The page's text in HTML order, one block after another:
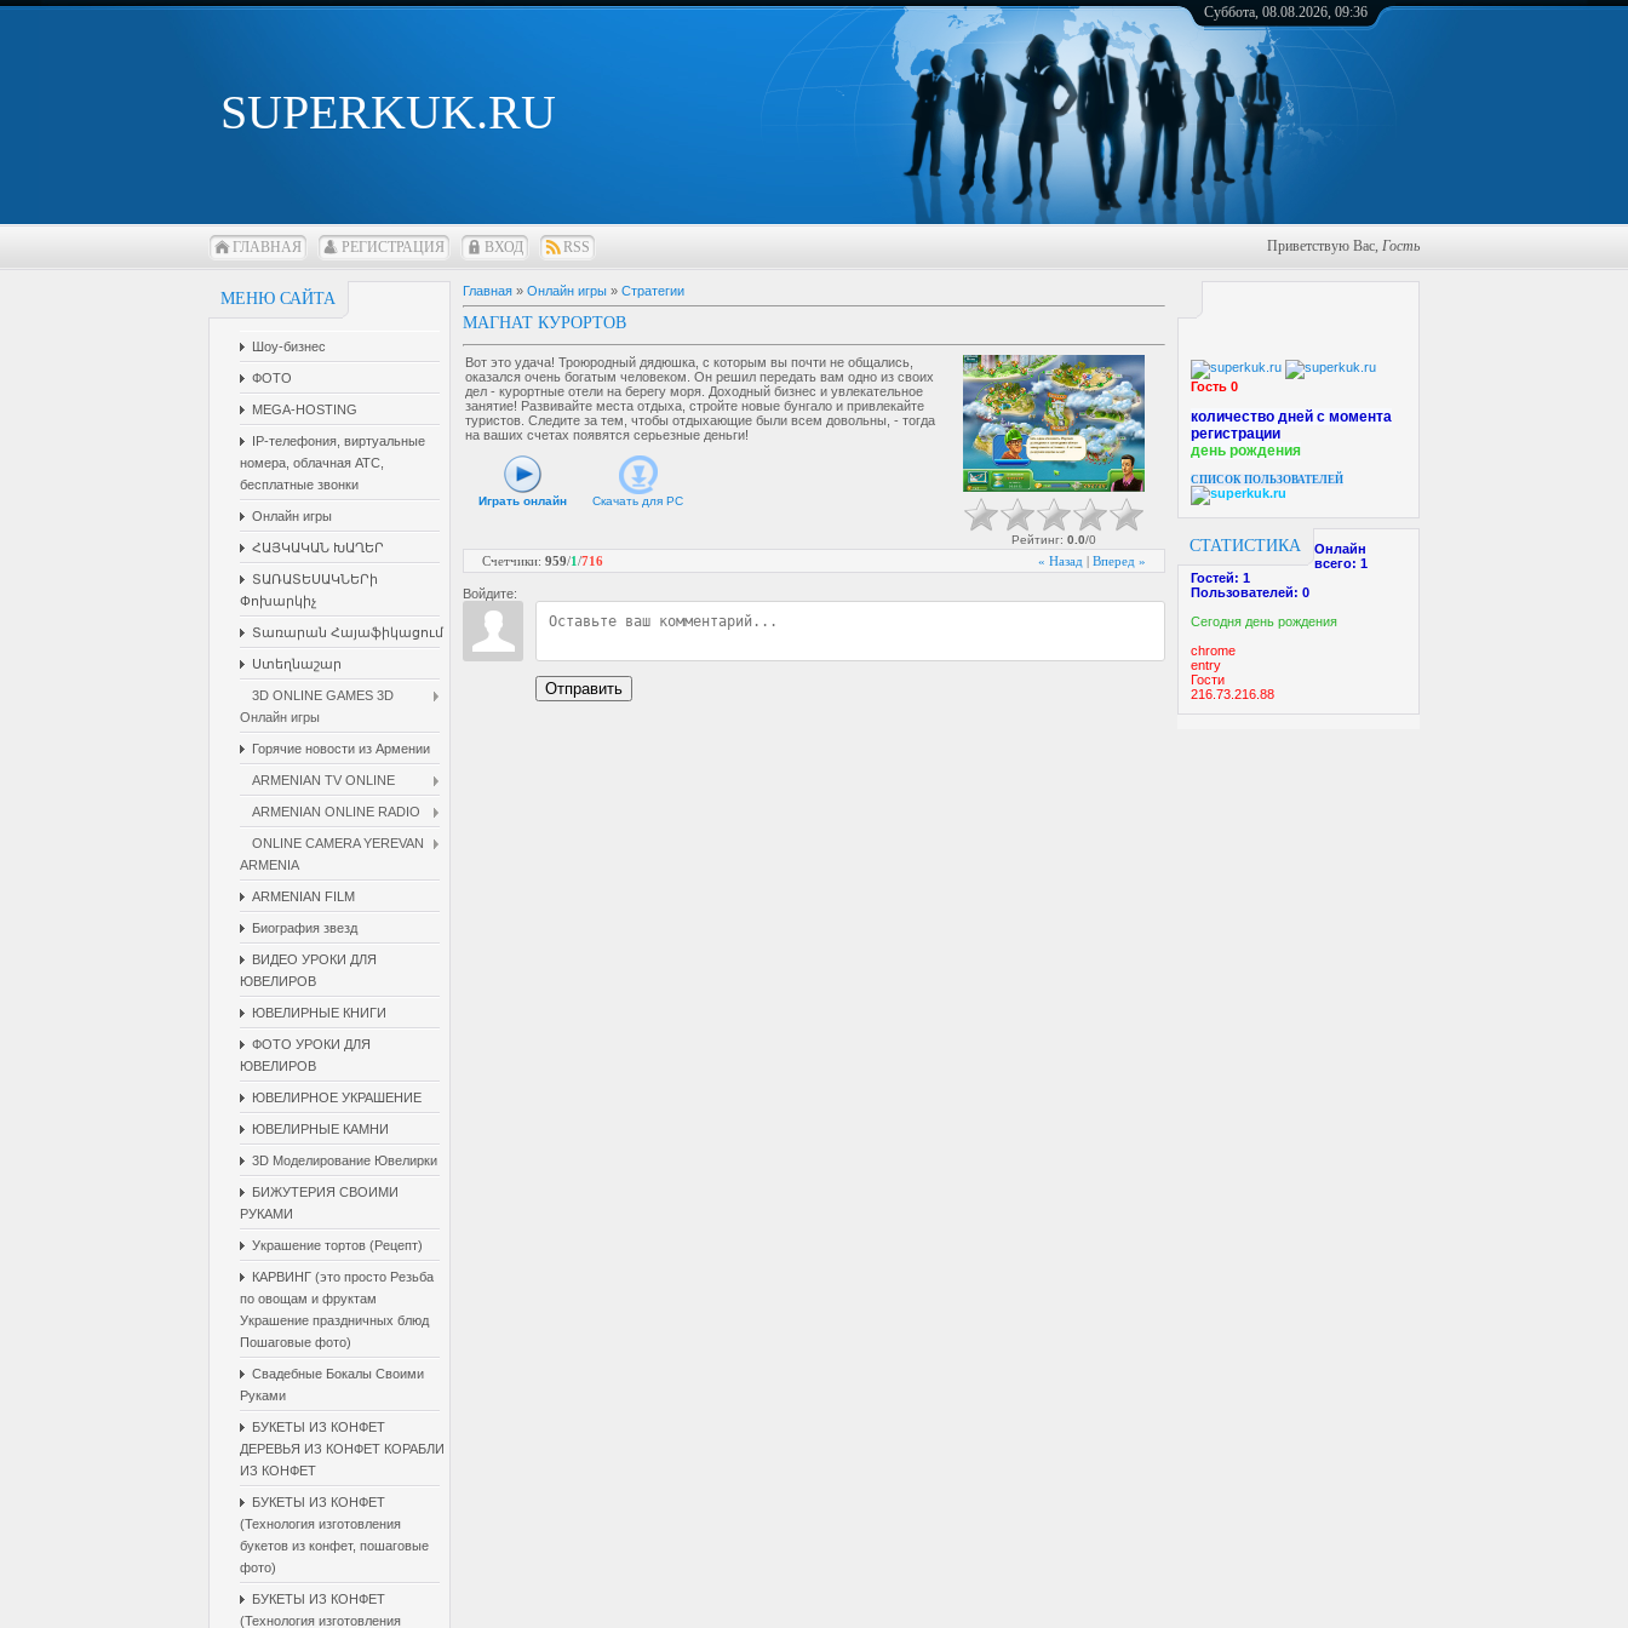
SUPERKUK.RU
Суббота, 08.08.2026, 09:36
ГЛАВНАЯ РЕГИСТРАЦИЯ ВХОД RSS Приветствую Вас, Гость
МЕНЮ САЙТА
Шоу-бизнес
ФОТО
MEGA-HOSTING
IP-телефония, виртуальные
номера, облачная АТС,
бесплатные звонки
Онлайн игры
ՀԱՅԿԱԿԱՆ ԽԱՂԵՐ
ՏԱՌԱՏԵՍԱԿՆԵՐի
Փոխարկիչ
Տառարան Հայաֆիկացում
Ստեղնաշար
3D ONLINE GAMES 3D
Онлайн игры
Горячие новости из Армении
ARMENIAN TV ONLINE
ARMENIAN ONLINE RADIO
ONLINE CAMERA YEREVAN
ARMENIA
ARMENIAN FILM
Биография звезд
ВИДЕО УРОКИ ДЛЯ
ЮВЕЛИРОВ
ЮВЕЛИРНЫЕ КНИГИ
ФОТО УРОКИ ДЛЯ
ЮВЕЛИРОВ
ЮВЕЛИРНОЕ УКРАШЕНИЕ
ЮВЕЛИРНЫЕ КАМНИ
3D Моделирование Ювелирки
БИЖУТЕРИЯ СВОИМИ
РУКАМИ
Украшение тортов (Рецепт)
КАРВИНГ (это просто Резьба
по овощам и фруктам
Украшение праздничных блюд
Пошаговые фото)
Свадебные Бокалы Cвоими
Pуками
БУКЕТЫ ИЗ КОНФЕТ
ДЕРЕВЬЯ ИЗ КОНФЕТ КОРАБЛИ
ИЗ КОНФЕТ
БУКЕТЫ ИЗ КОНФЕТ
(Технология изготовления
букетов из конфет, пошаговые
фото)
БУКЕТЫ ИЗ КОНФЕТ
(Технология изготовления
Гость 0
количество дней с момента
регистрации
день рождения
СПИСОК ПОЛЬЗОВАТЕЛЕЙ
СТАТИСТИКА
Онлайн
всего: 1
Гостей: 1
Пользователей: 0
Cегодня день рождения
chrome
entry
Гости
216.73.216.88
Главная » Онлайн игры » Стратегии
МАГНАТ КУРОРТОВ
Вот это удача! Троюродный дядюшка, с которым вы почти не общались,
оказался очень богатым человеком. Он решил передать вам одно из своих
дел - курортные отели на берегу моря. Доходный бизнес и увлекательное
занятие! Развивайте места отдыха, стройте новые бунгало и привлекайте
туристов. Следите за тем, чтобы отдыхающие были всем довольны, - тогда
на ваших счетах появятся серьезные деньги!
Играть онлайн Скачать для PC
Рейтинг: 0.0/0
« Назад | Вперед »
Счетчики: 959/1/716
Войдите:
Отправить